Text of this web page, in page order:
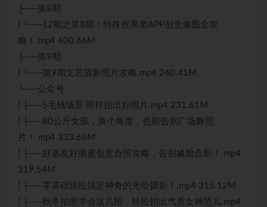
├──第8期
| └──12期之第8期：特殊效果类APP创意修图全攻
略！.mp4 600.66M
├──第9期
| └──第9期文艺清新照片攻略.mp4 240.41M
└──公众号
| ├──5毛钱场景 照样拍出好照片.mp4 231.61M
| ├──80公斤女孩，换个角度，也能告别广场舞照
片！.mp4 333.66M
| ├──好基友好闺蜜创意合照攻略，告别尴尬合影！.mp4
219.54M
| ├──零基础轻松搞定神奇的光绘摄影！.mp4 315.12M
| ├──秋冬拍照学会这几招，轻松拍出气质女神范儿.mp4